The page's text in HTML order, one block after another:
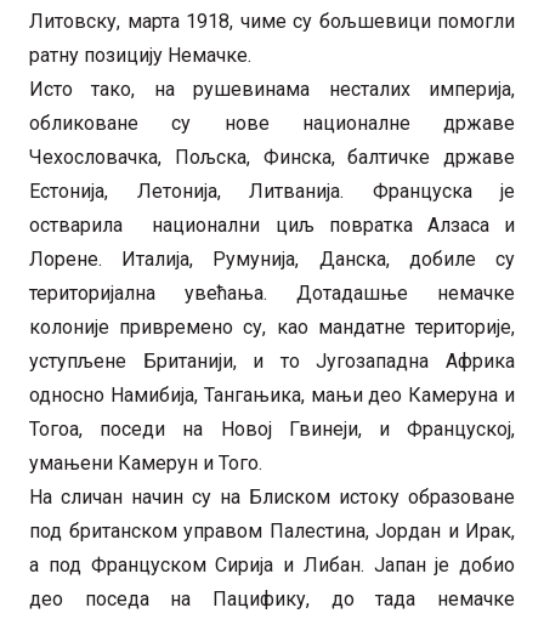
Литовску, марта 1918, чиме су бољшевици помогли
ратну позицију Немачке.
Исто тако, на рушевинама несталих империја,
обликоване су нове националне државе
Чехословачка, Пољска, Финска, балтичке државе
Естонија, Летонија, Литванија. Француска је
остварила национални циљ повратка Алзаса и
Лорене. Италија, Румунија, Данска, добиле су
територијална увећања. Дотадашње немачке
колоније привремено су, као мандатне територије,
уступљене Британији, и то Југозападна Африка
односно Намибија, Тангањика, мањи део Камеруна и
Тогоа, поседи на Новој Гвинеји, и Француској,
умањени Камерун и Того.
На сличан начин су на Блиском истоку образоване
под британском управом Палестина, Јордан и Ирак,
а под Француском Сирија и Либан. Јапан је добио
део поседа на Пацифику, до тада немачке